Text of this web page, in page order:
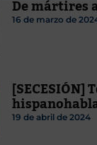
De mártires
16 de marzo de
[SECESIÓN]
19 de abril de 2024